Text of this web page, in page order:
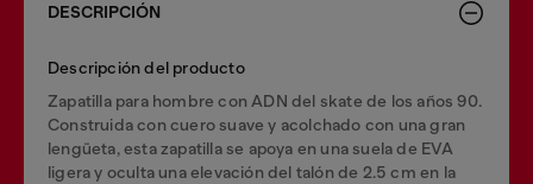
DESCRIPCIÓN
Descripción del producto
Zapatilla para hombre con ADN del skate de los años 90.
Construida con cuero suave y acolchado con una gran
lengüeta, esta zapatilla se apoya en una suela de EVA
ligera y oculta una elevación del talón de 2.5 cm en la